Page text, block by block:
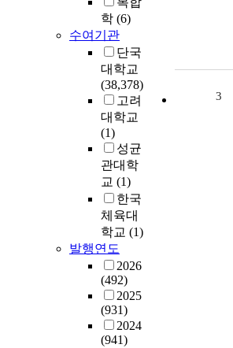
학 (6)
수여기관
단국
대학교
(38,378)
고려
대학교
(1)
성균
관대학
교 (1)
한국
체육대
학교 (1)
발행연도
2026
(492)
2025
(931)
2024
(941)
3